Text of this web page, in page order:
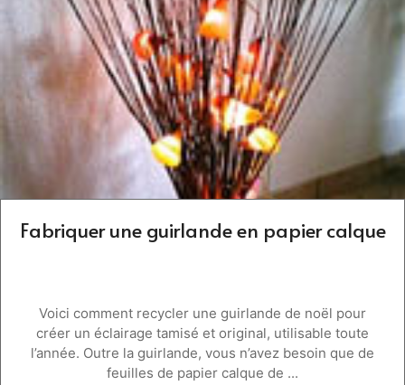
Fabriquer une guirlande en papier calque
Voici comment recycler une guirlande de noël pour
créer un éclairage tamisé et original, utilisable toute
l’année. Outre la guirlande, vous n’avez besoin que de
feuilles de papier calque de ...